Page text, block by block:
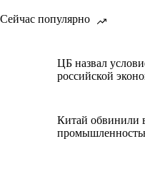
Сейчас популярно
ЦБ назвал
российской
Китай обвинили